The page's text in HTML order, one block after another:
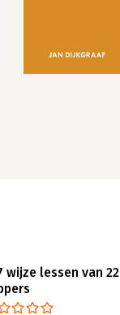
wijze lessen van 22